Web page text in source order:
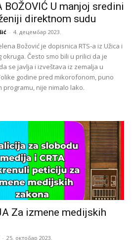
BOŽOVIĆ U manjoj sredini
direktnom sudu
- 4. децембар 2023.
Božović je dopisnica RTS-a iz Užica i
okruga. Često smo bili u prilici da je
se javlja i izveštava iz zemalja u
godine pred mikorofonom, puno
programu, nije nimalo lako.
Za izmene medijskih
- 25. октобар 2023.